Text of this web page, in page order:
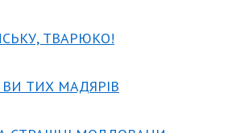
ТВАРЮКО!
ВИ ТИХ МАДЯРІВ